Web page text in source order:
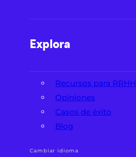
Explora
Recursos para RRHH
Opiniones
Casos de éxito
Blog
Cambiar idioma